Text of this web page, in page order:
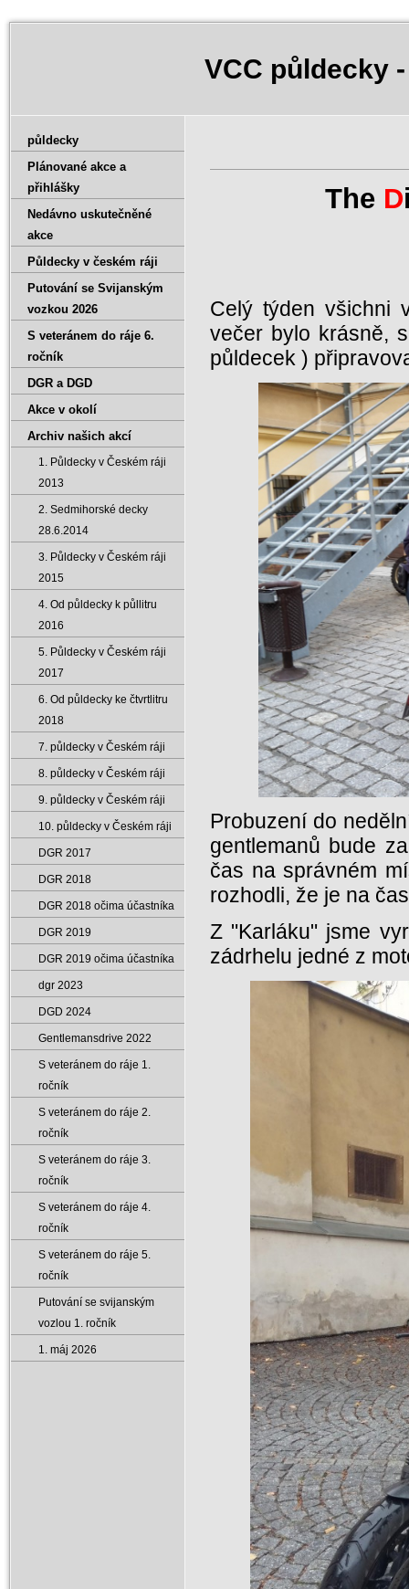
VCC půldecky
The D
Celý týden všichni
večer bylo krásně,
půldecek )
Probuzení do
gentlemanů bude
čas na správném
rozhodli, že je na
Z "Karláku" jsme
zádrhelu jedné z
půldecky
Plánované akce a
přihlášky
Nedávno uskutečněné
akce
Půldecky v českém ráji
Putování se Svijanským
vozkou 2026
S veteránem do ráje 6.
ročník
DGR a DGD
Akce v okolí
Archiv našich akcí
1. Půldecky v Českém ráji
2013
2. Sedmihorské decky
28.6.2014
3. Půldecky v Českém ráji
2015
4. Od půldecky k půllitru
2016
5. Půldecky v Českém ráji
2017
6. Od půldecky ke čtvrtlitru
2018
7. půldecky v Českém ráji
8. půldecky v Českém ráji
9. půldecky v Českém ráji
10. půldecky v Českém ráji
DGR 2017
DGR 2018
DGR 2018 očima účastníka
DGR 2019
DGR 2019 očima účastníka
dgr 2023
DGD 2024
Gentlemansdrive 2022
S veteránem do ráje 1.
ročník
S veteránem do ráje 2.
ročník
S veteránem do ráje 3.
ročník
S veteránem do ráje 4.
ročník
S veteránem do ráje 5.
ročník
Putování se svijanským
vozlou 1. ročník
1. máj 2026